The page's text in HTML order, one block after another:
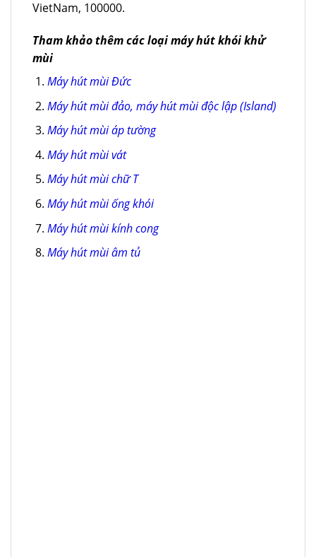
VietNam, 100000.
Tham khảo thêm các loại máy hút khói khử
mùi
Máy hút mùi Đức
Máy hút mùi đảo, máy hút mùi độc lập (Island)
Máy hút mùi áp tường
Máy hút mùi vát
Máy hút mùi chữ T
Máy hút mùi ống khói
Máy hút mùi kính cong
Máy hút mùi âm tủ